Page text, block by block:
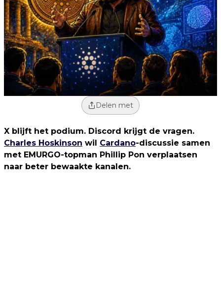
Delen met
X blijft het podium. Discord krijgt de vragen.
Charles Hoskinson wil Cardano-discussie samen
met EMURGO-topman Phillip Pon verplaatsen
naar beter bewaakte kanalen.